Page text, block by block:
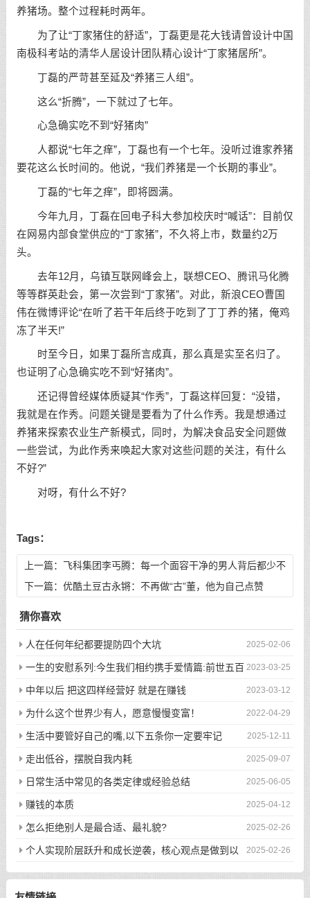
养猪场。整个过程耗时两年。
为了让“丁家猪住的舒适”，丁磊更是花大钱请曾设计中国
南极科考站的清华人居设计团队精心设计“丁家猪居所”。
丁磊的严苛甚至延及“养猪三人组”。
这么“折腾”，一下就过了七年。
心急确实吃不到“好猪肉”
人都说“七年之痒”，丁磊也有一个七年。没听过谁家养猪
要花这么长时间的。他说，“我们养猪是一个长期的事业”。
丁磊的“七年之痒”，即将圆满。
今年九月，丁磊在回电子科大参加校庆时“喊话”：目前仅
在网易内部食堂供应的“丁家猪”，不久将上市，数量约2万
头。
去年12月，乌镇互联网峰会上，联想CEO、腾讯马化腾
等等群英赴会，第一次尝到“丁家猪”。对此，新浪CEO曹国
伟在微博评论“在听了若干年后终于吃到了丁丁养的猪，俺鸡
冻了半天!”
时至今日，如果丁磊所言成真，那么真是实至名归了。
也证明了心急确实吃不到“好猪肉”。
还记得曾经媒体质疑其“作秀”，丁磊这样回复：“没错，
我就是在作秀。问题关键是要看为了什么作秀。我是想通过
养猪来探索农业生产新模式，同时，为解决食品安全问题做
一些尝试，为此作秀来唤起大家对这些问题的关注，有什么
不好?”
对呀，有什么不好?
Tags：
上一篇： 飞科集团李丐腾：每一个面容干净的男人背后都少不
了他
下一篇： 优酷土豆古永锵：不再做“古”董，他为自己点赞
猜你喜欢
2025-02-06
人在任何年纪都要提防四个大坑
2023-03-25
一生的安慰系列:今生我们相约携手爱情篇:前世五百
次的回眸才换来今生的相遇
2023-03-12
中年以后 把这四样经营好 就是在赚钱
2022-04-29
为什么这个世界少有人，愿意慢慢变富！
2025-12-11
生活中要管好自己的嘴,以下五条你一定要牢记
2025-09-07
走出低谷，摆脱自我内耗
2025-06-05
日常生活中常见的各类定律或经验总结
2025-04-12
赚钱的本质
2025-02-26
怎么拒绝别人是最合适、最礼貌?
2025-02-26
个人实现阶层跃升和成长逆袭，核心观点是做到以
下八件事